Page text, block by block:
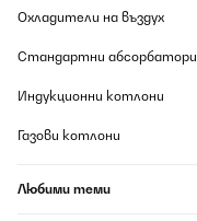
Охладители на въздух
Стандартни абсорбатори
Индукционни котлони
Газови котлони
Любими теми